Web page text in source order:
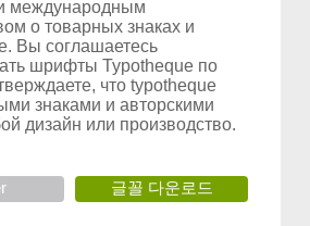
международным
о товарных знаках и
Вы соглашаетесь
шрифты Typotheque по
что typotheque
знаками и авторскими
дизайн или производство.
글꼴 다운로드